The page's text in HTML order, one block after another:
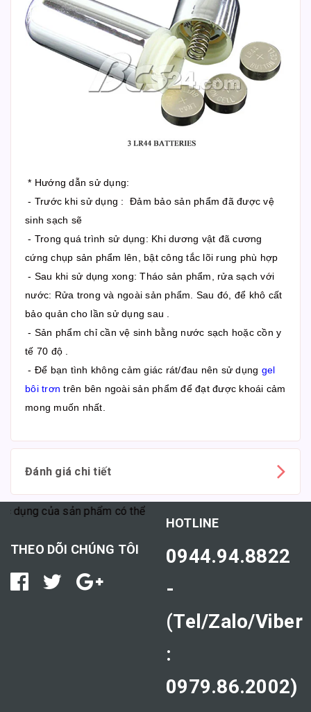
* Hướng dẫn sử dụng:
- Trước khi sử dụng : Đảm bảo sản phẩm đã được vệ
sinh sạch sẽ
- Trong quá trình sử dụng: Khi dương vật đã cương
cứng chụp sản phẩm lên, bật công tắc lõi rung phù hợp
- Sau khi sử dụng xong: Tháo sản phẩm, rửa sạch với
nước: Rửa trong và ngoài sản phẩm. Sau đó, để khô cất
bảo quản cho lần sử dụng sau .
- Sản phẩm chỉ cần vệ sinh bằng nước sạch hoặc cồn y
tế 70 độ .
- Để bạn tình không cảm giác rát/đau nên sử dụng gel
bôi trơn trên bên ngoài sản phẩm để đạt được khoái cảm
mong muốn nhất.
Đánh giá chi tiết
của sản phẩm có thể tùy thuộc vào cơ địa mỗi người."
THEO DÕI CHÚNG TÔI
HOTLINE
0944.94.8822
-
(Tel/Zalo/Viber
:
0979.86.2002)